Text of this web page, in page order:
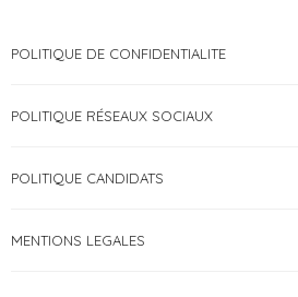
POLITIQUE DE CONFIDENTIALITE
POLITIQUE RÉSEAUX SOCIAUX
POLITIQUE CANDIDATS
MENTIONS LEGALES